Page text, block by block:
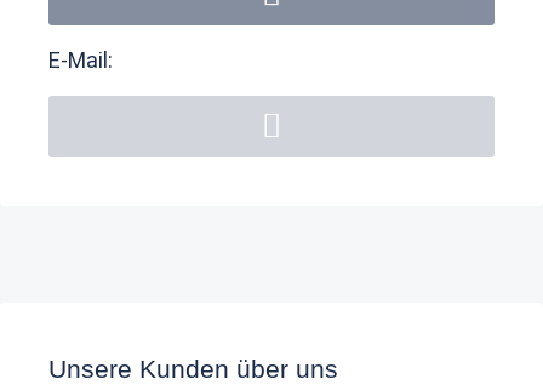
E-Mail:
Unsere Kunden über uns